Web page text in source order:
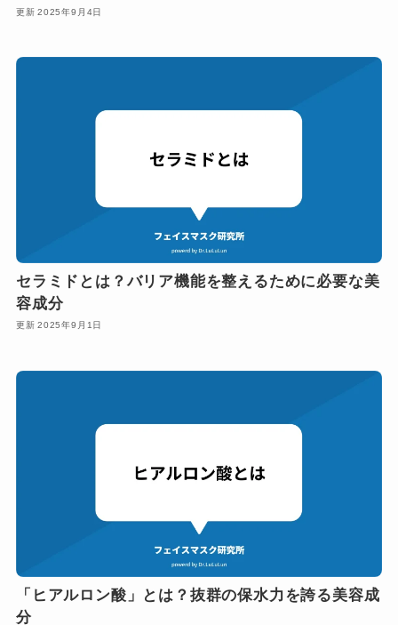
2025年9月4日
セラミドとは？バリア機能を整えるために必要な美
容成分
2025年9月1日
「ヒアルロン酸」とは？抜群の保水力を誇る美容成
分